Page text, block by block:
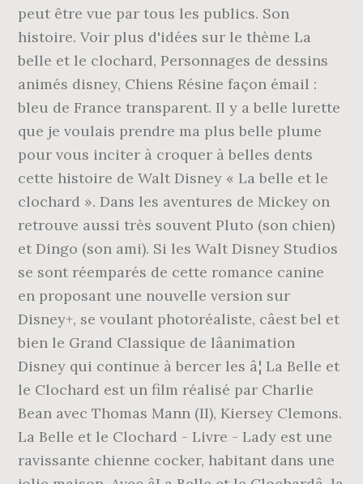
peut être vue par tous les publics. Son
histoire. Voir plus d'idées sur le thème La
belle et le clochard, Personnages de dessins
animés disney, Chiens Résine façon émail :
bleu de France transparent. Il y a belle lurette
que je voulais prendre ma plus belle plume
pour vous inciter à croquer à belles dents
cette histoire de Walt Disney « La belle et le
clochard ». Dans les aventures de Mickey on
retrouve aussi très souvent Pluto (son chien)
et Dingo (son ami). Si les Walt Disney Studios
se sont réemparés de cette romance canine
en proposant une nouvelle version sur
Disney+, se voulant photoréaliste, câest bel et
bien le Grand Classique de lâanimation
Disney qui continue à bercer les â¦ La Belle et
le Clochard est un film réalisé par Charlie
Bean avec Thomas Mann (II), Kiersey Clemons.
La Belle et le Clochard - Livre - Lady est une
ravissante chienne cocker, habitant dans une